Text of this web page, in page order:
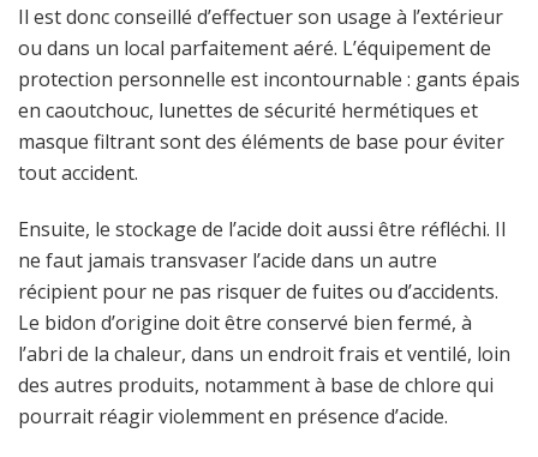
Il est donc conseillé d’effectuer son usage à l’extérieur
ou dans un local parfaitement aéré. L’équipement de
protection personnelle est incontournable : gants épais
en caoutchouc, lunettes de sécurité hermétiques et
masque filtrant sont des éléments de base pour éviter
tout accident.
Ensuite, le stockage de l’acide doit aussi être réfléchi. Il
ne faut jamais transvaser l’acide dans un autre
récipient pour ne pas risquer de fuites ou d’accidents.
Le bidon d’origine doit être conservé bien fermé, à
l’abri de la chaleur, dans un endroit frais et ventilé, loin
des autres produits, notamment à base de chlore qui
pourrait réagir violemment en présence d’acide.